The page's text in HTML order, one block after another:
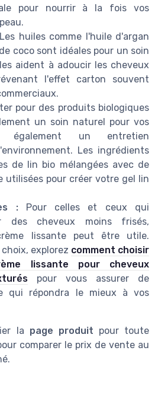
pour nourrir à la fois vos
huiles comme l'huile d'argan
coco sont idéales pour un soin
aident à adoucir les cheveux
l'effet carton souvent
pour des produits biologiques
un soin naturel pour vos
également un entretien
Les ingrédients
de lin bio mélangées avec de
utilisées pour créer votre gel lin
:Pour celles et ceux qui
des cheveux moins frisés,
lissante peut être utile.
explorez comment choisir
lissante pour cheveux
pour vous assurer de
qui répondra le mieux à vos
la page produit pour toute
comparer le prix de vente au